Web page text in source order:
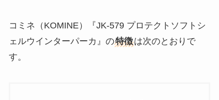
コミネ（KOMINE）『JK-579 プロテクトソフトシ
ェルウインターパーカ』の特徴は次のとおりで
す。